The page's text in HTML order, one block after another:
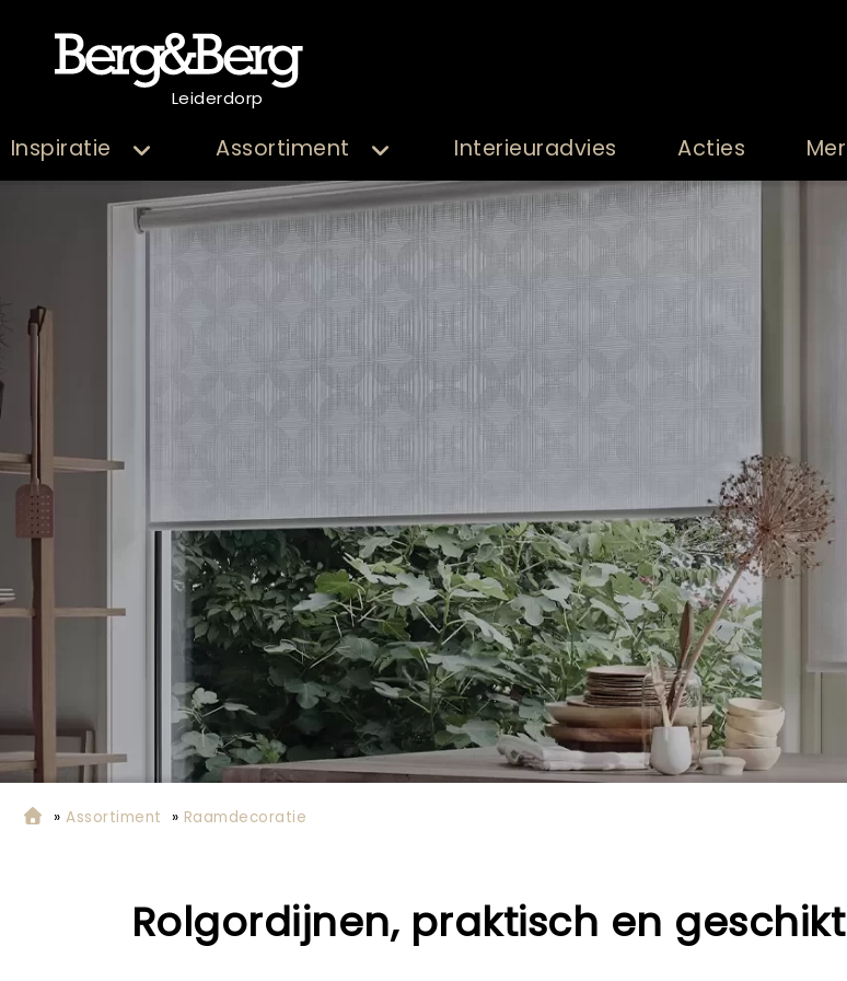
Leiderdorp
Inspiratie Assortiment Interieuradvies Acties
»Assortiment » Raamdecoratie
Rolgordijnen, praktisch en